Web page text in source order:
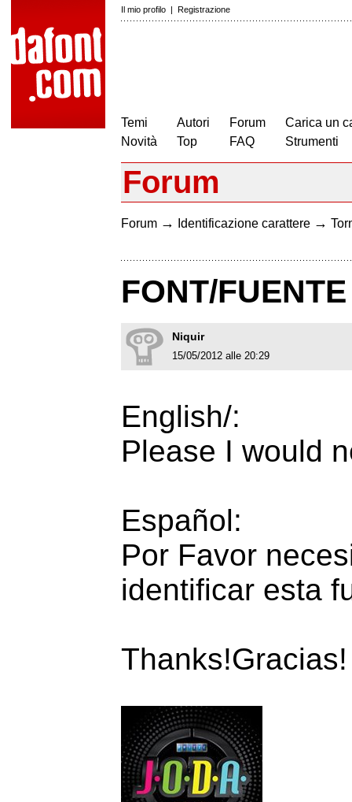
Il mio profilo | Registrazione
Temi
Novità
Autori
Top
Forum
FAQ
Carica un
Strumenti
Forum
Forum → Identificazione carattere →
FONT/FUENTE
Niquir
15/05/2012 alle 20:29
English/:
Please I would
Español:
Por Favor
identificar esta
Thanks!Gracias!